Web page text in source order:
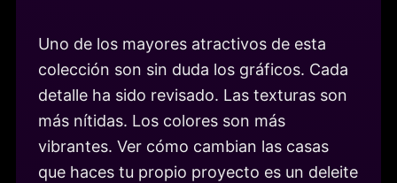
Uno de los mayores atractivos de esta
colección son sin duda los gráficos. Cada
detalle ha sido revisado. Las texturas son
más nítidas. Los colores son más
vibrantes. Ver cómo cambian las casas
que haces tu propio proyecto es un deleite